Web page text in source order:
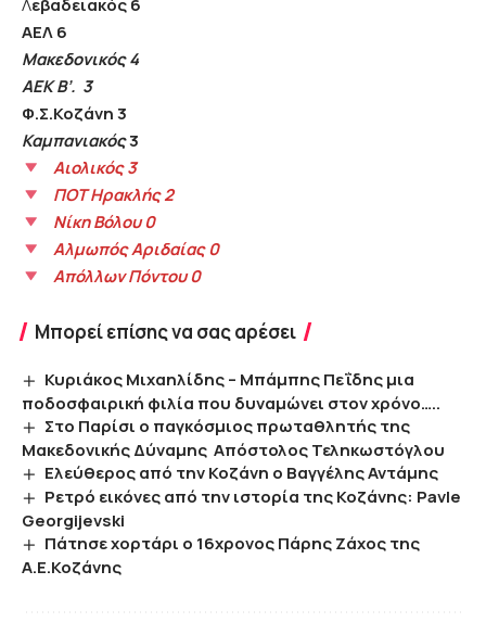
Λεβαδειακός 6
ΑΕΛ 6
Μακεδονικός 4
ΑΕΚ Β’. 3
Φ.Σ.Κοζάνη 3
Καμπανιακός3
Αιολικός 3
ΠΟΤ Ηρακλής 2
Νίκη Βόλου 0
Αλμωπός Αριδαίας 0
Απόλλων Πόντου 0
Μπορεί επίσης να σας αρέσει
Κυριάκος Μιχαηλίδης – Μπάμπης Πεΐδης μια
ποδοσφαιρική φιλία που δυναμώνει στον χρόνο…..
Στο Παρίσι ο παγκόσμιος πρωταθλητής της
Μακεδονικής Δύναμης Απόστολος Τεληκωστόγλου
Ελεύθερος από την Κοζάνη ο Βαγγέλης Αντάμης
Ρετρό εικόνες από την ιστορία της Κοζάνης: Pavle
Georgijevski
Πάτησε χορτάρι ο 16χρονος Πάρης Ζάχος της
Α.Ε.Κοζάνης